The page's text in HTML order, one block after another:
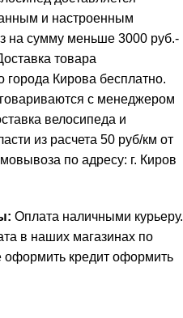
и настроенным
на сумму меньше 3000 руб.-
товара
города Кирова бесплатно.
с менеджером
велосипеда и
из расчета 50 руб/км от
по адресу: г. Киров
Оплата наличными курьеру.
в наших магазинах по
оформить кредит оформить